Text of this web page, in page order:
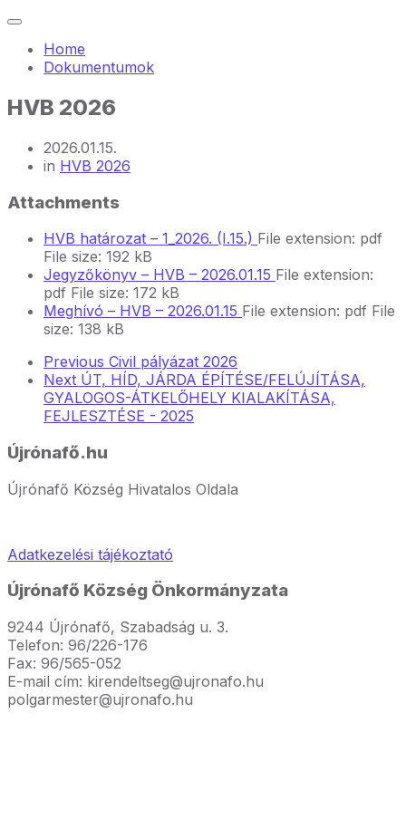
Home
Dokumentumok
HVB 2026
2026.01.15.
in HVB 2026
Attachments
HVB határozat – 1_2026. (I.15.) File extension: pdf
File size: 192 kB
Jegyzőkönyv – HVB – 2026.01.15 File extension:
pdf File size: 172 kB
Meghívó – HVB – 2026.01.15 File extension: pdf File
size: 138 kB
Previous Civil pályázat 2026
Next ÚT, HÍD, JÁRDA ÉPÍTÉSE/FELÚJÍTÁSA,
GYALOGOS-ÁTKELŐHELY KIALAKÍTÁSA,
FEJLESZTÉSE - 2025
Újrónafő.hu
Újrónafő Község Hivatalos Oldala
Adatkezelési tájékoztató
Újrónafő Község Önkormányzata
9244 Újrónafő, Szabadság u. 3.
Telefon: 96/226-176
Fax: 96/565-052
E-mail cím: kirendeltseg@ujronafo.hu
polgarmester@ujronafo.hu